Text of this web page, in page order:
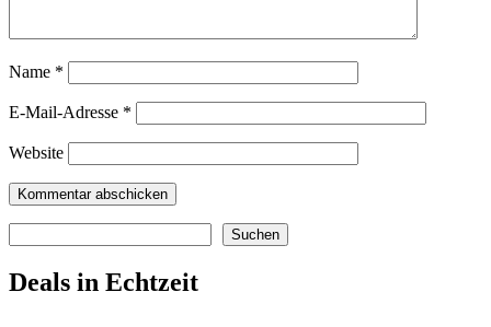
Name *
E-Mail-Adresse *
Website
Suchen
Deals in Echtzeit